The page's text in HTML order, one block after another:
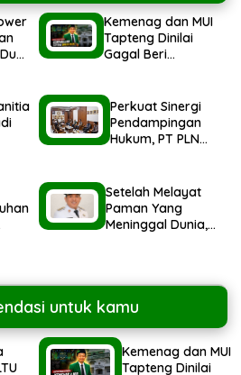
Kemenag dan MUI
Tapteng Dinilai
Gagal Beri
Polemik MTQ
Perkuat Sinergi
Pendampingan
Hukum, PT PLN
Setelah Melayat
Paman Yang
Meninggal Dunia,
untuk kamu
Kemenag dan MUI
Tapteng Dinilai